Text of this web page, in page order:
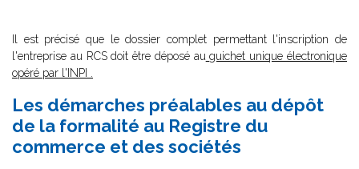
Il est précisé que le dossier complet permettant l'inscription de
l'entreprise au RCS doit être déposé au guichet unique électronique
opéré par l'INPI
Les démarches préalables au dépôt
de la formalité au Registre du
commerce et des sociétés